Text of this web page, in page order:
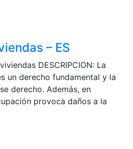
– ES
DESCRIPCION: La
un derecho fundamental y la
derecho. Además, en
provoca daños a la